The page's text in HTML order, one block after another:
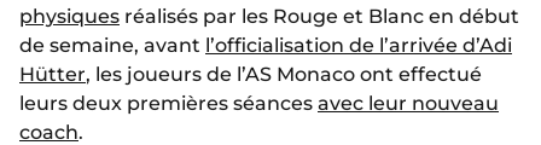
physiques réalisés par les Rouge et Blanc en début
de semaine, avant l’officialisation de l’arrivée d’Adi
Hütter, les joueurs de l’AS Monaco ont effectué
leurs deux premières séances avec leur nouveau
coach.